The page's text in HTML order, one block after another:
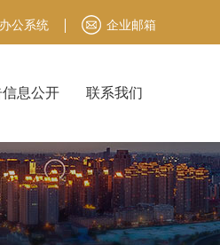
办公系统 企业邮箱
息公开 联系我们